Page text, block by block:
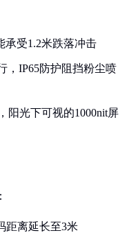
承受1.2米跌落冲击
，IP65防护阻挡粉尘喷
阳光下可视的1000nit屏
距离延长至3米